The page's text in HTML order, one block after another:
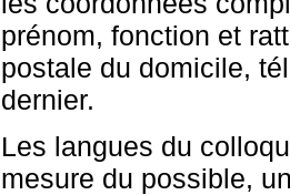
prénom, fonction et
postale du domicile,
dernier.
Les langues du
mesure du possible,